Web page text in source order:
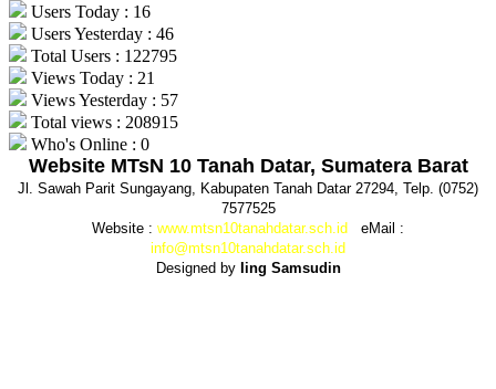
Users Today : 16
Users Yesterday : 46
Total Users : 122795
Views Today : 21
Views Yesterday : 57
Total views : 208915
Who's Online : 0
Website MTsN 10 Tanah Datar, Sumatera Barat
Jl. Sawah Parit Sungayang, Kabupaten Tanah Datar 27294, Telp. (0752)
7577525
Website : www.mtsn10tanahdatar.sch.id eMail :
info@mtsn10tanahdatar.sch.id
Designed by Iing Samsudin